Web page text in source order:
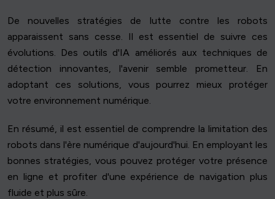
De nouvelles stratégies de lutte contre les robots
apparaissent sans cesse. Il est essentiel de suivre ces
évolutions. Des outils d'IA améliorés aux techniques de
détection innovantes, l'avenir semble prometteur. En
adoptant ces solutions, vous pourrez mieux protéger
votre environnement numérique.
En résumé, il est essentiel de comprendre la limitation des
robots dans l'ère numérique d'aujourd'hui. En employant les
bonnes stratégies, vous pouvez protéger votre présence
en ligne et profiter d'une expérience de navigation plus
fluide et plus sûre.